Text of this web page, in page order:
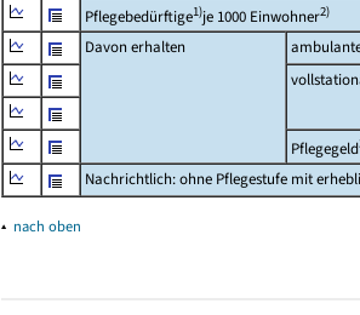
Pflegebedürftige1)je 1000 Einwohner2)
Davon erhalten
Pflegegeld
Nachrichtlich: ohne Pflegestufe mit
▴ nach oben